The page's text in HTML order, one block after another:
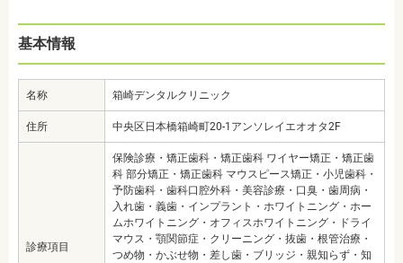
基本情報
名称 箱崎デンタルクリニック
住所 中央区日本橋箱崎町20-1アンソレイエオオタ2F
診療項目
保険診療・矯正歯科・矯正歯科 ワイヤー矯正・矯正歯
科 部分矯正・矯正歯科 マウスピース矯正・小児歯科・
予防歯科・歯科口腔外科・美容診療・口臭・歯周病・
入れ歯・義歯・インプラント・ホワイトニング・ホー
ムホワイトニング・オフィスホワイトニング・ドライ
マウス・顎関節症・クリーニング・抜歯・根管治療・
つめ物・かぶせ物・差し歯・ブリッジ・親知らず・知